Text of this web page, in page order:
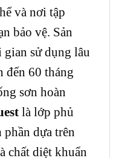
và nơi tập
bảo vệ. Sản
sử dụng lâu
đến 60 tháng
sơn hoàn
là lớp phủ
phần dựa trên
chất diệt khuẩn